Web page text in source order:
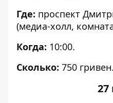
Где: проспект
(медиа-холл,
Когда: 10:00.
Сколько: 750 гривен.
27